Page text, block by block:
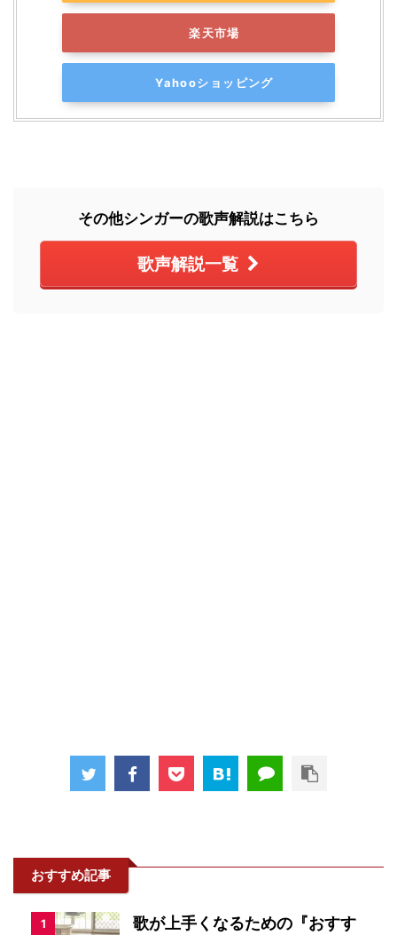
楽天市場
Yahooショッピング
その他シンガーの歌声解説はこちら
歌声解説一覧
おすすめ記事
1 歌が上手くなるための『おすす